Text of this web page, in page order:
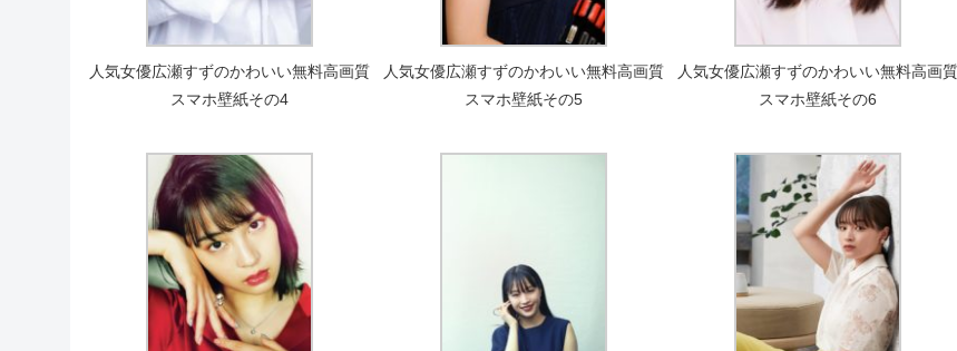
人気女優広瀬すずのかわいい無料高画質
スマホ壁紙その4
人気女優広瀬すずのかわいい無料高画質
スマホ壁紙その5
人気女優広瀬すずのかわいい無料高画質
スマホ壁紙その6